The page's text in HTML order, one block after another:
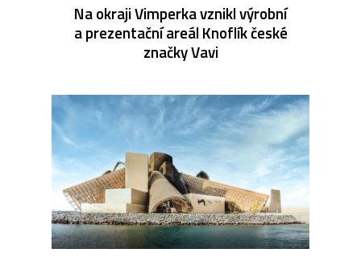
Na okraji Vimperka vznikl výrobní
a prezentační areál Knoflík české
značky Vavi